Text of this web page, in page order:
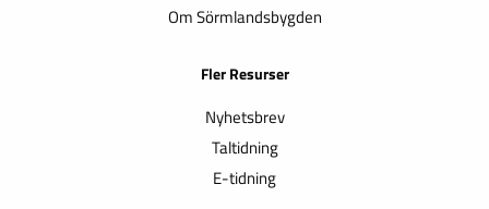
Om Sörmlandsbygden
Fler Resurser
Nyhetsbrev
Taltidning
E-tidning